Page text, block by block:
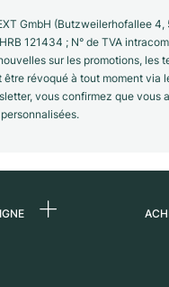
GmbH (Butzweilerhofallee
121434 ; N° de TVA
sur les promotions,
révoqué à tout moment via
vous confirmez que